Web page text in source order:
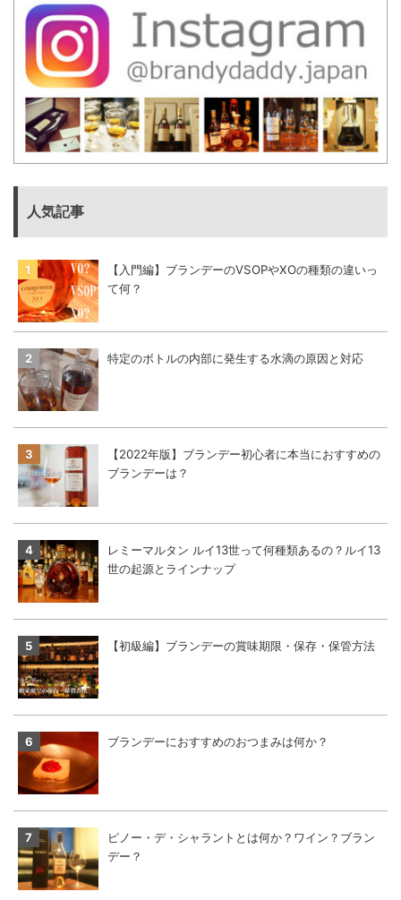
人気記事
【入門編】ブランデーのVSOPやXOの種類の違いっ
て何？
特定のボトルの内部に発生する水滴の原因と対応
【2022年版】ブランデー初心者に本当におすすめの
ブランデーは？
レミーマルタン ルイ13世って何種類あるの？ルイ13
世の起源とラインナップ
【初級編】ブランデーの賞味期限・保存・保管方法
ブランデーにおすすめのおつまみは何か？
ピノー・デ・シャラントとは何か？ワイン？ブラン
デー？